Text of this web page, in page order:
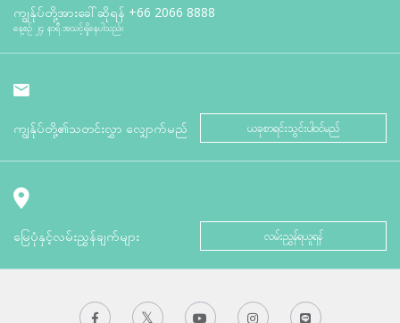
ကျွန်ုပ်တို့အားခေါ်ဆိုရန် +66 2066 8888
နေ့စဉ် ၂၄ နာရီ အသင့်ရှိနေပါသည်။
ကျွန်ုပ်တို့၏သတင်းလွှာ လျှောက်မည် ယခုစာရင်းသွင်းပါဝင်မည်
မြေပုံနှင့်လမ်းညွှန်ချက်များ လမ်းညွှန်ရယူရန်